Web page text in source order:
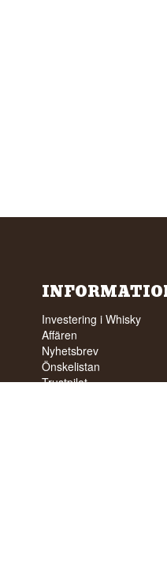
Investering i Whisky
Affären
Nyhetsbrev
Önskelistan
Trustpilot